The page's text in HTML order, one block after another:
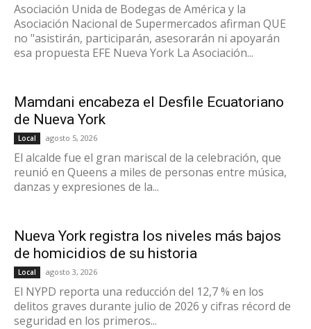
Asociación Unida de Bodegas de América y la
Asociación Nacional de Supermercados afirman QUE
no "asistirán, participarán, asesorarán ni apoyarán
esa propuesta EFE Nueva York La Asociación...
Mamdani encabeza el Desfile Ecuatoriano
de Nueva York
Local agosto 5, 2026
El alcalde fue el gran mariscal de la celebración, que
reunió en Queens a miles de personas entre música,
danzas y expresiones de la...
Nueva York registra los niveles más bajos
de homicidios de su historia
Local agosto 3, 2026
El NYPD reporta una reducción del 12,7 % en los
delitos graves durante julio de 2026 y cifras récord de
seguridad en los primeros...